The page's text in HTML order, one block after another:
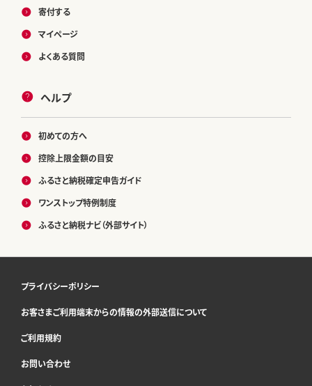
寄付する
マイページ
よくある質問
ヘルプ
初めての方へ
控除上限金額の目安
ふるさと納税確定申告ガイド
ワンストップ特例制度
ふるさと納税ナビ（外部サイト）
プライバシーポリシー
お客さまご利用端末からの情報の外部送信について
ご利用規約
お問い合わせ